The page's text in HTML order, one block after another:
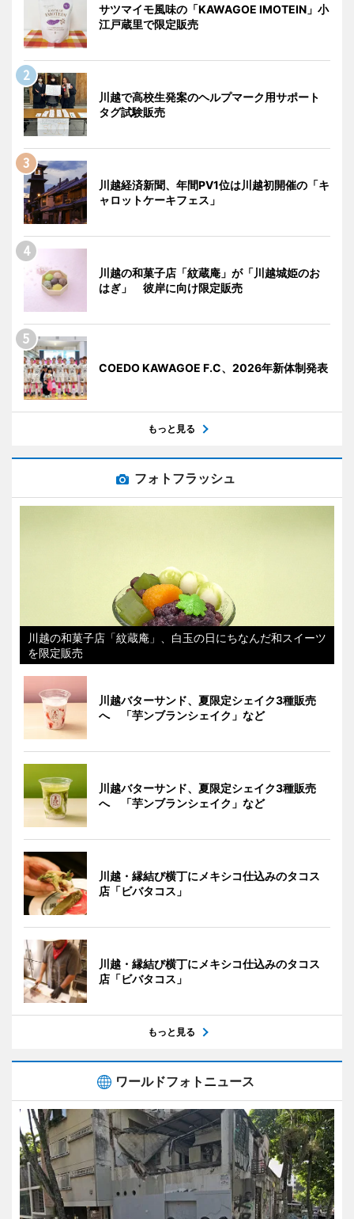
サツマイモ風味の「KAWAGOE IMOTEIN」小
江戸蔵里で限定販売
川越で高校生発案のヘルプマーク用サポート
タグ試験販売
川越経済新聞、年間PV1位は川越初開催の「キ
ャロットケーキフェス」
川越の和菓子店「紋蔵庵」が「川越城姫のお
はぎ」 彼岸に向け限定販売
COEDO KAWAGOE F.C、2026年新体制発表
もっと見る
フォトフラッシュ
川越の和菓子店「紋蔵庵」、白玉の日にちなんだ和スイーツ
を限定販売
川越バターサンド、夏限定シェイク3種販売
へ 「芋ンブランシェイク」など
川越バターサンド、夏限定シェイク3種販売
へ 「芋ンブランシェイク」など
川越・縁結び横丁にメキシコ仕込みのタコス
店「ビバタコス」
川越・縁結び横丁にメキシコ仕込みのタコス
店「ビバタコス」
もっと見る
ワールドフォトニュース